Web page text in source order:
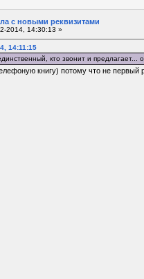
с новыми реквизитами
2014, 14:30:13 »
14:11:15
кто звонит и предлагает...
книгу) потому что не первый